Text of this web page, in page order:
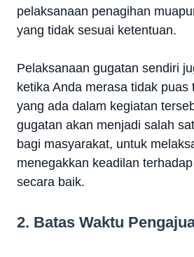
pelaksanaan penagihan
yang tidak sesuai ketentuan.
Pelaksanaan gugatan sendiri
ketika Anda merasa tidak puas
yang ada dalam kegiatan
gugatan akan menjadi salah
bagi masyarakat, untuk
menegakkan keadilan
secara baik.
2. Batas Waktu